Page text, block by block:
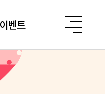
이벤트